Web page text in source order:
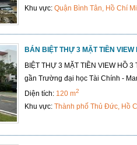
Khu vực: Quận Bình Tân, Hồ Chí
BÁN BIỆT THỰ 3 MẶT TIỀN
BIỆT THỰ 3 MẶT TIỀN VIEW HỒ
gần Trường đại học Tài Chính -
Diện tích: 120 m2
Khu vực: Thành phố Thủ Đức, Hồ